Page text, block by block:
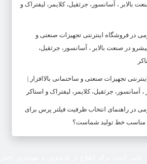
بالابر ، آسانسور، جرثقیل، کلایمر، لیفتراک و
در فروشگاه اینترنتی تجهیزات صنعتی و
در صنعت بالابر ، آسانسور، جرثقیل،
تجهیزات صنعتی و ساختمانی بالاافزار |
آسانسور، جرثقیل، کلایمر، لیفتراک و استاکر
در راهنمای انتخاب ظرفیت فیلتر پرس برای
مناسب خط تولید شماست؟